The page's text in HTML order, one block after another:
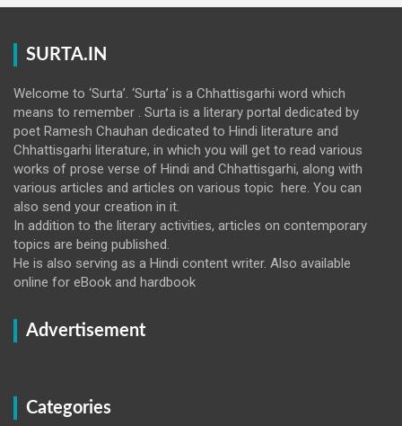
SURTA.IN
Welcome to ‘Surta’. ‘Surta’ is a Chhattisgarhi word which
means to remember . Surta is a literary portal dedicated by
poet Ramesh Chauhan dedicated to Hindi literature and
Chhattisgarhi literature, in which you will get to read various
works of prose verse of Hindi and Chhattisgarhi, along with
various articles and articles on various topic here. You can
also send your creation in it.
In addition to the literary activities, articles on contemporary
topics are being published.
He is also serving as a Hindi content writer. Also available
online for eBook and hardbook
Advertisement
Categories